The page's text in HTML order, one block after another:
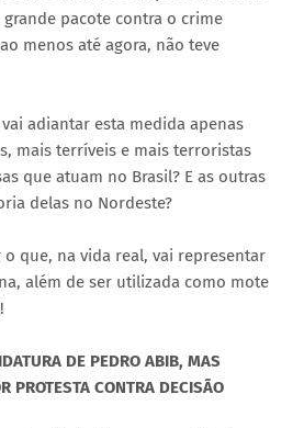
pacote contra o crime
menos até agora, não teve
adiantar esta medida apenas
mais terríveis e mais terroristas
que atuam no Brasil? E as outras
delas no Nordeste?
o que, na vida real, vai representar
além de ser utilizada como mote
DE PEDRO ABIB, MAS
PROTESTA CONTRA DECISÃO